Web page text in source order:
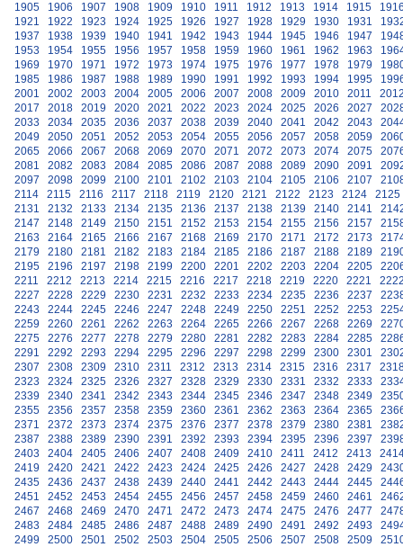
1905
1906 1907 1908 1909 1910 1911 1912 1913 1914 1915
1921
1922 1923 1924 1925 1926 1927 1928 1929 1930 1931
1937
1938 1939 1940 1941 1942 1943 1944 1945 1946 1947
1953
1954 1955 1956 1957 1958 1959 1960 1961 1962 1963
1969
1970 1971 1972 1973 1974 1975 1976 1977 1978 1979
1985
1986 1987 1988 1989 1990 1991 1992 1993 1994 1995
2001
2002 2003 2004 2005 2006 2007 2008 2009 2010 2011
2017
2018 2019 2020 2021 2022 2023 2024 2025 2026 2027
2033
2034 2035 2036 2037 2038 2039 2040 2041 2042 2043
2049
2050 2051 2052 2053 2054 2055 2056 2057 2058 2059
2065
2066 2067 2068 2069 2070 2071 2072 2073 2074 2075
2081
2082 2083 2084 2085 2086 2087 2088 2089 2090 2091
2097
2098 2099 2100 2101 2102 2103 2104 2105 2106 2107
2114
2115 2116 2117 2118 2119 2120 2121 2122 2123 2124
2125
2131
2132 2133 2134 2135 2136 2137 2138 2139 2140 2141
2147
2148 2149 2150 2151 2152 2153 2154 2155 2156 2157
2163
2164 2165 2166 2167 2168 2169 2170 2171 2172 2173
2179
2180 2181 2182 2183 2184 2185 2186 2187 2188 2189
2195
2196 2197 2198 2199 2200 2201 2202 2203 2204 2205
2211
2212 2213 2214 2215 2216 2217 2218 2219 2220 2221
2227
2228 2229 2230 2231 2232 2233 2234 2235 2236 2237
2243
2244 2245 2246 2247 2248 2249 2250 2251 2252 2253
2259
2260 2261 2262 2263 2264 2265 2266 2267 2268 2269
2275
2276 2277 2278 2279 2280 2281 2282 2283 2284 2285
2291
2292 2293 2294 2295 2296 2297 2298 2299 2300 2301
2307
2308 2309 2310 2311 2312 2313 2314 2315 2316 2317
2323
2324 2325 2326 2327 2328 2329 2330 2331 2332 2333
2339
2340 2341 2342 2343 2344 2345 2346 2347 2348 2349
2355
2356 2357 2358 2359 2360 2361 2362 2363 2364 2365
2371
2372 2373 2374 2375 2376 2377 2378 2379 2380 2381
2387
2388 2389 2390 2391 2392 2393 2394 2395 2396 2397
2403
2404 2405 2406 2407 2408 2409 2410 2411 2412 2413
2419
2420 2421 2422 2423 2424 2425 2426 2427 2428 2429
2435
2436 2437 2438 2439 2440 2441 2442 2443 2444 2445
2451
2452 2453 2454 2455 2456 2457 2458 2459 2460 2461
2467
2468 2469 2470 2471 2472 2473 2474 2475 2476 2477
2483
2484 2485 2486 2487 2488 2489 2490 2491 2492 2493
2499
2500 2501 2502 2503 2504 2505 2506 2507 2508 2509